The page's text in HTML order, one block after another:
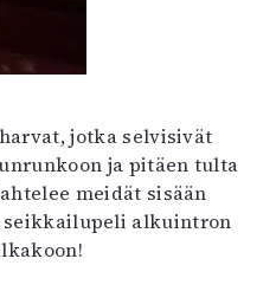
jotka selvisivät
ja pitäen tulta
meidät sisään
seikkailupeli alkuintron